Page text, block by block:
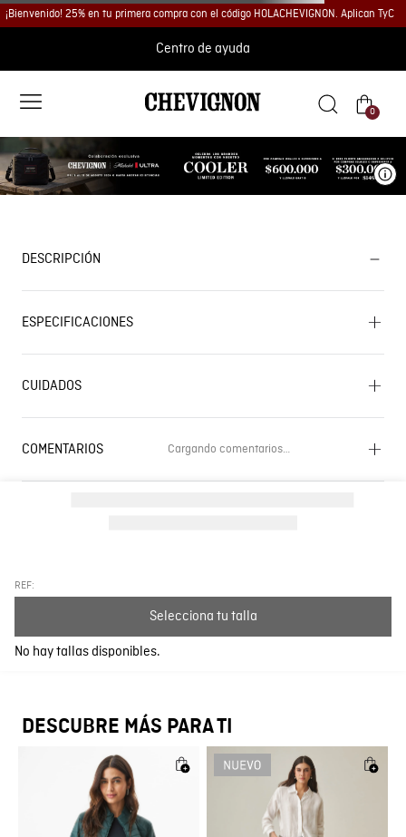
¡Bienvenido! 25% en tu primera compra con el código HOLACHEVIGNON. Aplican TyC
Centro de ayuda
0
REF:
Selecciona tu talla
No hay tallas disponibles.
DESCRIPCIÓN
ESPECIFICACIONES
CUIDADOS
COMENTARIOS Cargando comentarios…
Cargando el resumen…
DESCUBRE MÁS PARA TI